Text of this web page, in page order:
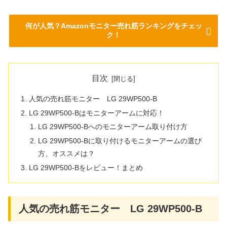
何が人気？Amazonモニター売れ筋ランキングをチェッ
ク！
目次
人気の売れ筋モニター LG 29WP500-B
LG 29WP500-Bはモニターアームに対応！
LG 29WP500-Bへのモニターアーム取り付け方
LG 29WP500-Bに取り付けるモニターアームの選び
方、オススメは？
LG 29WP500-Bをレビュー！まとめ
人気の売れ筋モニター LG 29WP500-B